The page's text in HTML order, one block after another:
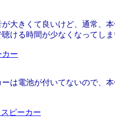
大きくて良いけど、通常、
ける時間が少なくなってし
カー
は電池が付いてないので、
ピーカー